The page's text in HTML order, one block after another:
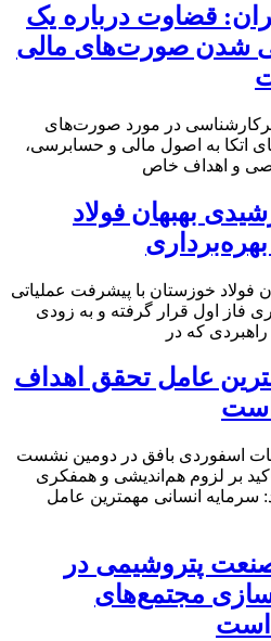
قضاوت درباره یک
شدن صورت‌های مالی
در مورد صورت‌های
اتکا به اصول مالی و حسابرسی،
و اهداف خاص
بهبهان فولاد
فولاد خوزستان با پیشرفت عملیاتی
فاز اول قرار گرفته و به‌ زودی
که در
عامل تحقق اهداف
است
اسفوردی بافق در دومین نشست
بر لزوم هم‌اندیشی و همفکری
سرمایه انسانی مهمترین عامل
پتروشیمی در
مجتمع‌های
است